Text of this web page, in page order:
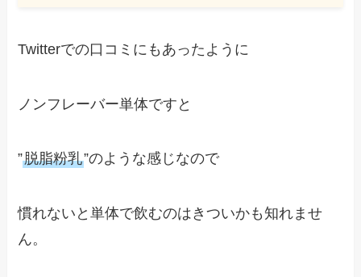
Twitterでの口コミにもあったように
ノンフレーバー単体ですと
”脱脂粉乳”のような感じなので
慣れないと単体で飲むのはきついかも知れませ
ん。